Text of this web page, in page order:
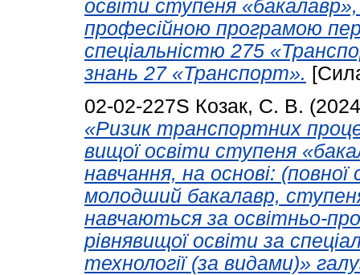
освіти ступеня
професійною програмою
спеціальністю 275
знань 27 «Транспорт».
02-02-227S Козак, С. В.
«Ризик транспортних
вищої освіти ступеня
навчання, на основі:
молодший бакалавр,
навчаються за освітньо-
рівнявищої освіти за
технології (за видами)»